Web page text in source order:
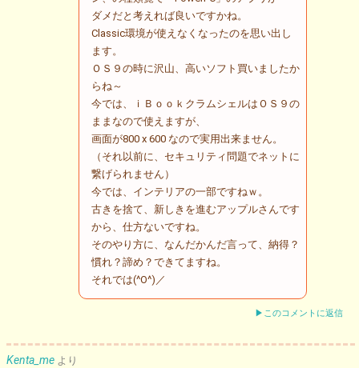
ダメだと考えれば良いですかね。
Classic環境が使えなくなったのを思い出し
ます。
ＯＳ９の時に沢山、高いソフト買いましたか
らね～
今では、ｉＢｏｏｋクラムシェルはＯＳ９の
ままなので使えますが、
画面が800 x 600 なので実用出来ません。
（それ以前に、セキュリティ問題でネットに
繋げられません）
今では、インテリアの一部ですねｗ。
古きを捨て、新しきを進むアップルさんです
から、仕方ないですね。
そのやり方に、なんだかんだ言って、納得？
慣れ？諦め？できてますね。
それでは(^O^)／
▶このコメントに返信
Kenta_me より